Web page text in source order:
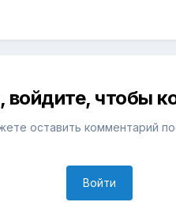
войдите, чтобы
оставить комментарий
Войти